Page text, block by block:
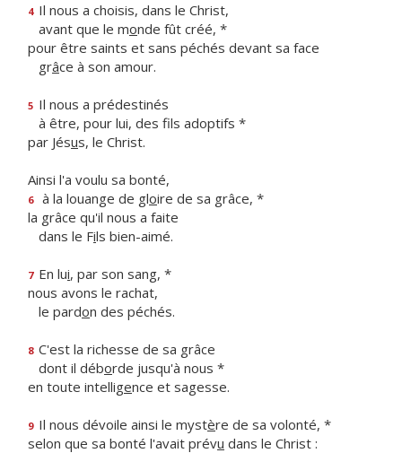
4 Il nous a choisis, dans le Christ,
avant que le monde fût créé, *
pour être saints et sans péchés devant sa face
grâce à son amour.
5 Il nous a prédestinés
à être, pour lui, des fls adoptifs *
par Jésus, le Christ.
Ainsi l'a voulu sa bonté,
6 à la louange de gloire de sa grâce, *
la grâce qu'il nous a faite
dans le Fils bien-aimé.
7 En lui, par son sang, *
nous avons le rachat,
le pardon des péchés.
8 C'est la richesse de sa grâce
dont il déborde jusqu'à nous *
en toute intelligence et sagesse.
9 Il nous dévoile ainsi le mystère de sa volonté, *
selon que sa bonté l'avait prévu dans le Christ :